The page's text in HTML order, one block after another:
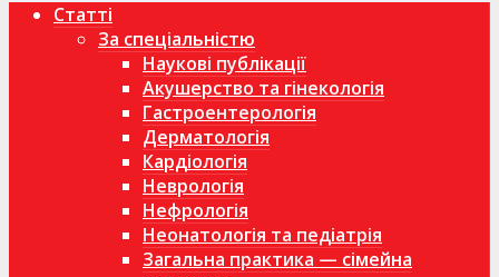
Статті
За спеціальністю
Наукові публікації
Акушерство та гінекологія
Гастроентерологія
Дерматологія
Кардіологія
Неврологія
Нефрологія
Неонатологія та педіатрія
Загальна практика — сімейна